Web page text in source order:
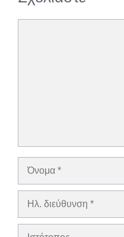
Όνομα
Ηλ.
Ιστότοπος